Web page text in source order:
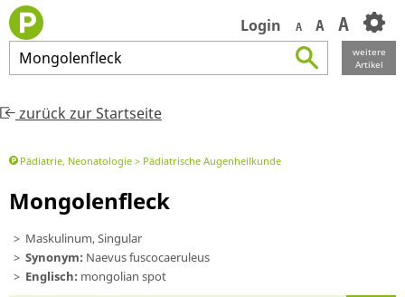
Login A A A
Mongolenfleck
weitere
Artikel
zurück zur Startseite
Pädiatrie, Neonatologie Pädiatrische Augenheilkunde
Mongolenfleck
Maskulinum, Singular
Synonym: Naevus fuscocaeruleus
Englisch: mongolian spot